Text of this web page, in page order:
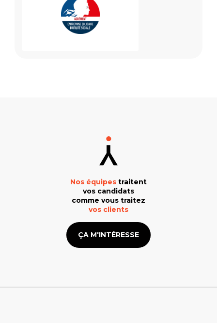
Nos équipes traitent
vos candidats
comme vous traitez
vos clients
ÇA M'INTÉRESSE